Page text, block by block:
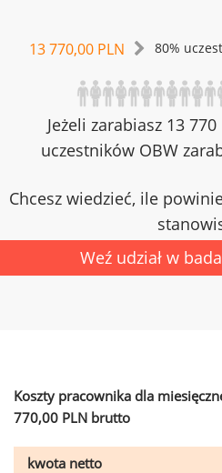
13 770,00 PLN 80%
Jeżeli zarabiasz 13
uczestników OBW
Chcesz wiedzieć, ile
Weź udział w
Koszty pracownika dla
770,00 PLN brutto
kwota netto